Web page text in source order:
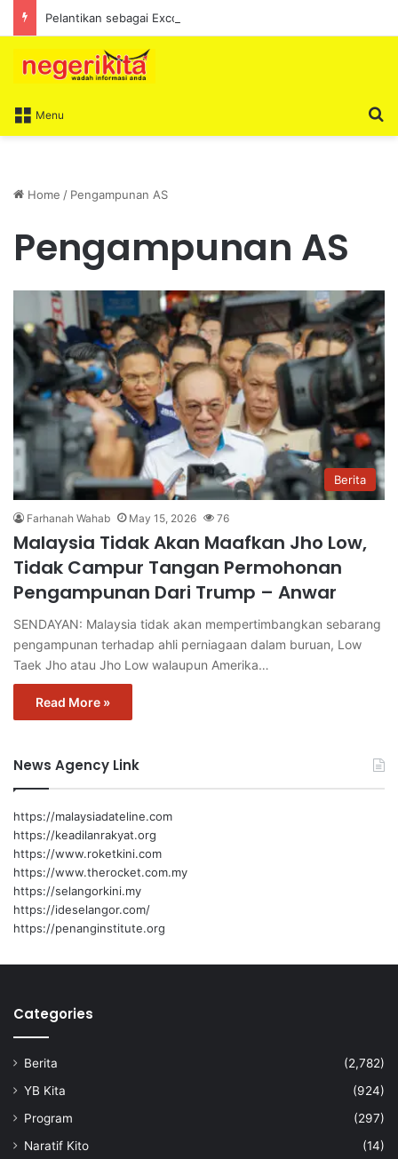
Menu
Home / Pengampunan AS
Pengampunan AS
Berita
Farhanah Wahab May 15, 2026 76
Malaysia Tidak Akan Maafkan Jho Low,
Tidak Campur Tangan Permohonan
Pengampunan Dari Trump – Anwar
SENDAYAN: Malaysia tidak akan mempertimbangkan sebarang
pengampunan terhadap ahli perniagaan dalam buruan, Low
Taek Jho atau Jho Low walaupun Amerika…
Read More »
News Agency Link
https://malaysiadateline.com
https://keadilanrakyat.org
https://www.roketkini.com
https://www.therocket.com.my
https://selangorkini.my
https://ideselangor.com/
https://penanginstitute.org
Categories
Berita
(2,782)
YB Kita
(924)
Program
(297)
Naratif Kito
(14)